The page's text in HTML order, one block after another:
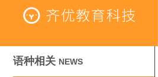
语种相关 NEWS